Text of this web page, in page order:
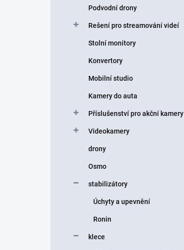
Podvodní drony
Rešení pro streamování videí
Stolní monitory
Konvertory
Mobilní studio
Kamery do auta
Příslušenství pro akční kamery
Videokamery
drony
Osmo
stabilizátory
Úchyty a upevnění
Ronin
klece